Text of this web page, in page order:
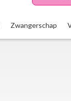
Zwangerschap